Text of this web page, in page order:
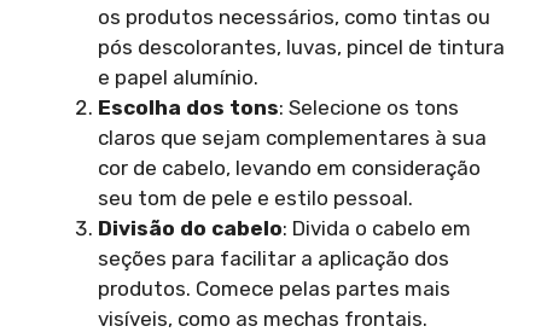
os produtos necessários, como tintas ou
pós descolorantes, luvas, pincel de tintura
e papel alumínio.
Escolha dos tons: Selecione os tons
claros que sejam complementares à sua
cor de cabelo, levando em consideração
seu tom de pele e estilo pessoal.
Divisão do cabelo: Divida o cabelo em
seções para facilitar a aplicação dos
produtos. Comece pelas partes mais
visíveis, como as mechas frontais.